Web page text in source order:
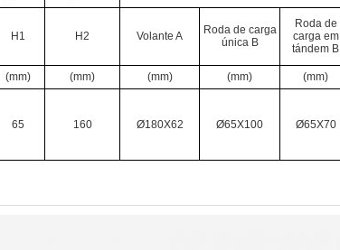
H1 H2 Volante A
Roda de carga
única B
Roda de
carga em
tándem B
(mm) (mm) (mm) (mm) (mm)
65
160 Ø180X62 Ø65X100 Ø65X70